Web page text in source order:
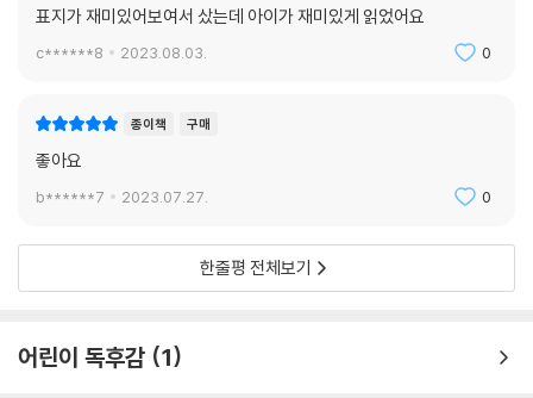
표지가 재미있어보여서 샀는데 아이가 재미있게 읽었어요
c******8 2023.08.03. 0
종이책 구매
좋아요
b******7 2023.07.27. 0
한줄평 전체보기
어린이 독후감 1